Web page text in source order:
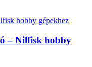
– Nilfisk hobby